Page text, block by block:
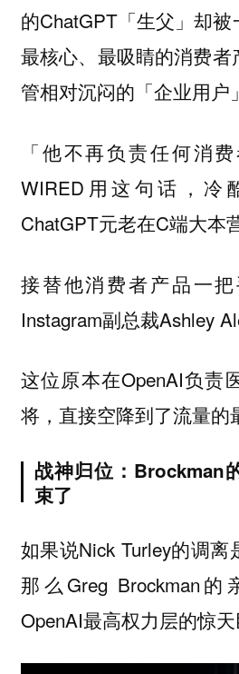
的ChatGPT「生父」却
最核心、最吸睛的消费
管相对沉闷的「企业用户
「他不再负责任何消
WIRED用这句话，冷
ChatGPT元老在C端大本
接替他消费者产品一
Instagram副总裁Ashley
这位原本在OpenAI负责
将，直接空降到了流量的
战神归位：Brockman
束了
如果说Nick Turley的调离
那么Greg Brockman
OpenAI最高权力层的惊天